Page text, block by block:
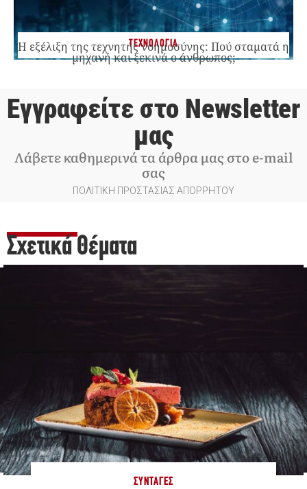
ΤΕΧΝΟΛΟΓΙΑ
Η εξέλιξη της τεχνητής νοημοσύνης: Πού σταματά η
μηχανή και ξεκινά ο άνθρωπος;
Εγγραφείτε στο Newsletter
μας
Λάβετε καθημερινά τα άρθρα μας στο e-mail
σας
ΠΟΛΙΤΙΚΗ ΠΡΟΣΤΑΣΙΑΣ ΑΠΟΡΡΗΤΟΥ
Σχετικά Θέματα
ΣΥΝΤΑΓΈΣ